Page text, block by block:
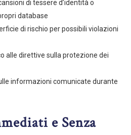
di tessere d’identità o
database
di rischio per possibili violazioni
alle direttive sulla protezione dei
informazioni comunicate durante
e Senza